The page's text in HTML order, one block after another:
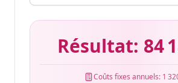
Résultat: 84
Coûts fixes annuels: 1